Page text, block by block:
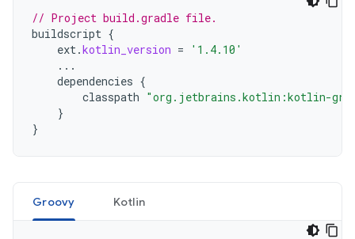
// Project build.gradle file.
buildscript {
ext.kotlin_version =
'1.4.10'
...
dependencies {
classpath "org.jetbrains.kotlin:kotlin-
}
}
Groovy Kotlin